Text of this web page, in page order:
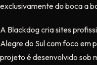
exclusivamente do boca a
A Blackdog cria sites
Alegre do Sul com foco em
projeto é desenvolvido sob